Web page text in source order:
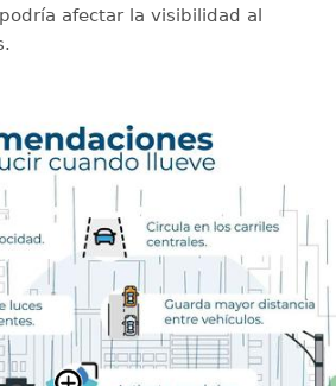
afectar la visibilidad al